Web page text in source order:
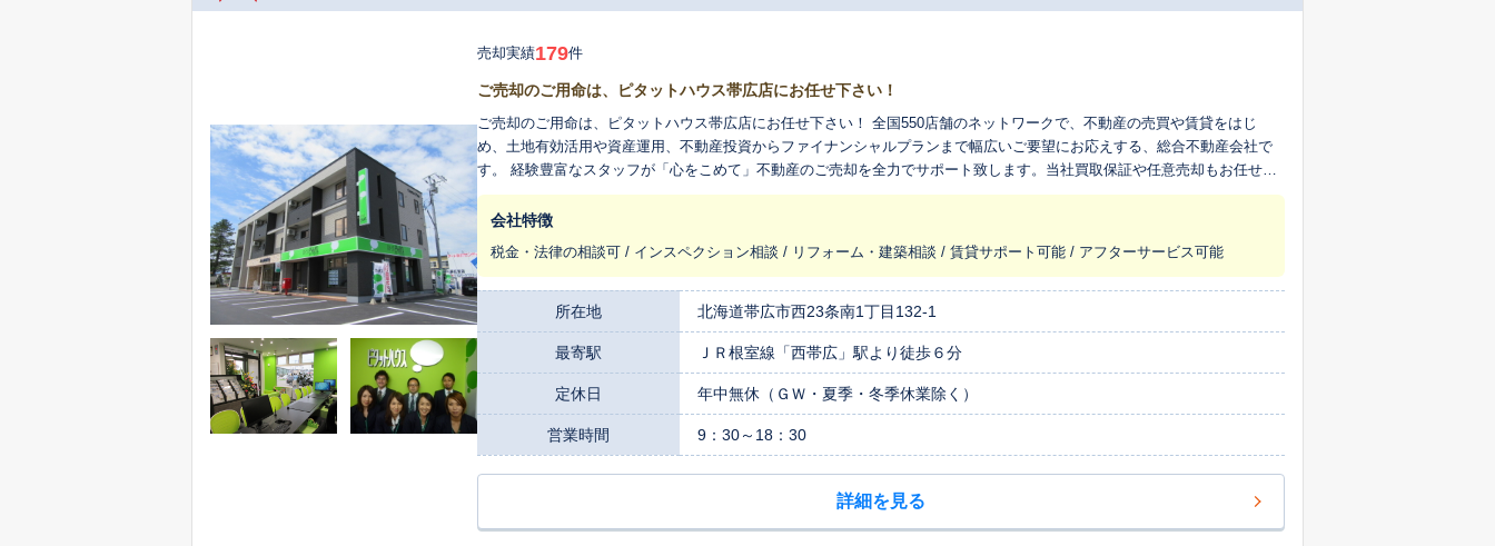
売却実績179件
ご売却のご用命は、ピタットハウス帯広店にお任せ下さい！
ご売却のご用命は、ピタットハウス帯広店にお任せ下さい！ 全国550店舗のネットワークで、不動産の売買や賃貸をはじ
め、土地有効活用や資産運用、不動産投資からファイナンシャルプランまで幅広いご要望にお応えする、総合不動産会社で
す。 経験豊富なスタッフが「心をこめて」不動産のご売却を全力でサポート致します。当社買取保証や任意売却もお任せ下
さい。まずは無料査定から。
会社特徴
税金・法律の相談可 / インスペクション相談 / リフォーム・建築相談 / 賃貸サポート可能 / アフターサービス可能
所在地 北海道帯広市西23条南1丁目132-1
最寄駅 ＪＲ根室線「西帯広」駅より徒歩６分
定休日 年中無休（ＧＷ・夏季・冬季休業除く）
営業時間 9：30～18：30
詳細を見る